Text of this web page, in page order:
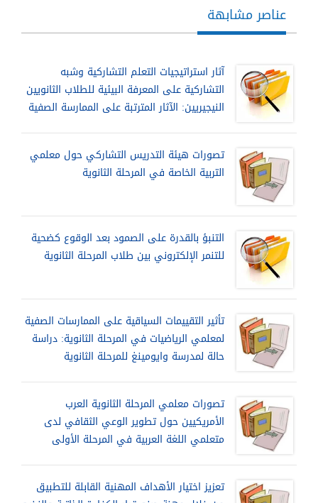
عناصر مشابهة
آثار استراتيجيات التعلم التشاركية وشبه
التشاركية على المعرفة البيئية للطلاب الثانويين
النيجيريين: الآثار المترتبة على الممارسة الصفية
تصورات هيئة التدريس التشاركي حول معلمي
التربية الخاصة في المرحلة الثانوية
التنبؤ بالقدرة على الصمود بعد الوقوع كضحية
للتنمر الإلكتروني بين طلاب المرحلة الثانوية
تأثير التقييمات السياقية على الممارسات الصفية
لمعلمي الرياضيات في المرحلة الثانوية: دراسة
حالة لمدرسة وايومينغ للمرحلة الثانوية
تصورات معلمي المرحلة الثانوية العرب
الأمريكيين حول تطوير الوعي الثقافي لدى
متعلمي اللغة العربية في المرحلة الأولى
تعزيز اختيار الأهداف المهنية القابلة للتطبيق